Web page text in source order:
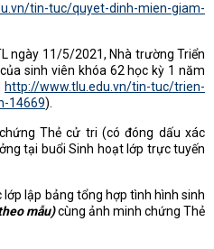
tin-tuc/quyet-dinh-mien-giam-
ngày 11/5/2021, Nhà trường Triển
sinh viên khóa 62 học kỳ 1 năm
http://www.tlu.edu.vn/tin-tuc/trien-
14669).
Thẻ cử tri (có đóng dấu xác
tại buổi Sinh hoạt lớp trực tuyến
lập bảng tổng hợp tình hình sinh
mẫu)cùng ảnh minh chứng Thẻ